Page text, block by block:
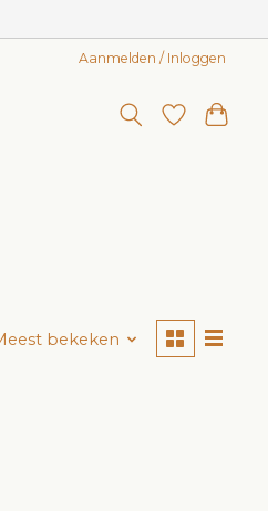
Aanmelden / Inloggen
bekeken